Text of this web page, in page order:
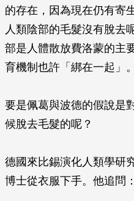
的存在，因為現在仍有寄
人類陰部的毛髮沒有脫去
部是人體散放費洛蒙的主
育機制也許「綁在一起」。
要是佩葛與波德的假說是
候脫去毛髮的呢？
德國來比錫演化人類學研
博士從衣服下手。他追問